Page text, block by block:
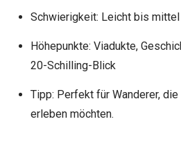
Schwierigkeit: Leicht bis mittel
Höhepunkte: Viadukte,
20-Schilling-Blick
Tipp: Perfekt für Wanderer,
erleben möchten.